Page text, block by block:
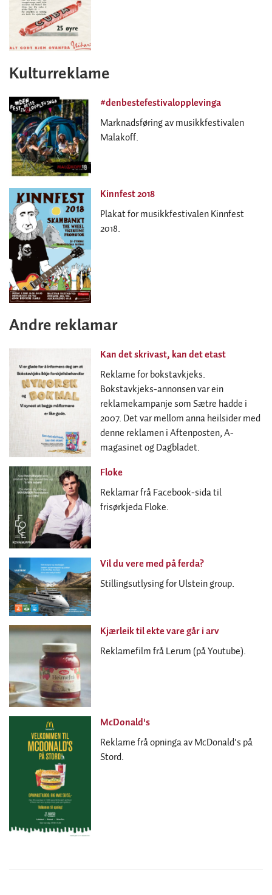
Kulturreklame
#denbestefestivalopplevinga
Marknadsføring av musikkfestivalen
Malakoff.
Kinnfest 2018
Plakat for musikkfestivalen Kinnfest
2018.
Andre reklamar
Kan det skrivast, kan det etast
Reklame for bokstavkjeks.
Bokstavkjeks-annonsen var ein
reklamekampanje som Sætre hadde i
2007. Det var mellom anna heilsider med
denne reklamen i Aftenposten, A-
magasinet og Dagbladet.
Floke
Reklamar frå Facebook-sida til
frisørkjeda Floke.
Vil du vere med på ferda?
Stillingsutlysing for Ulstein group.
Kjærleik til ekte vare går i arv
Reklamefilm frå Lerum (på Youtube).
McDonald's
Reklame frå opninga av McDonald's på
Stord.